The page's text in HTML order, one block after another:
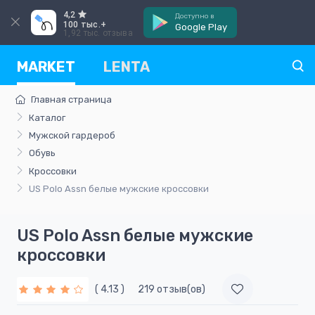
4,2
100 тыс.+
1,92 тыс. отзыва
Доступно в
Google Play
MARKET LENTA
Главная страница
Каталог
Мужской гардероб
Обувь
Кроссовки
US Polo Assn белые мужские кроссовки
US Polo Assn белые мужские
кроссовки
( 4.13 ) 219 отзыв(ов)